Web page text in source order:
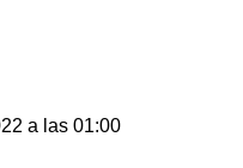
a las 01:00